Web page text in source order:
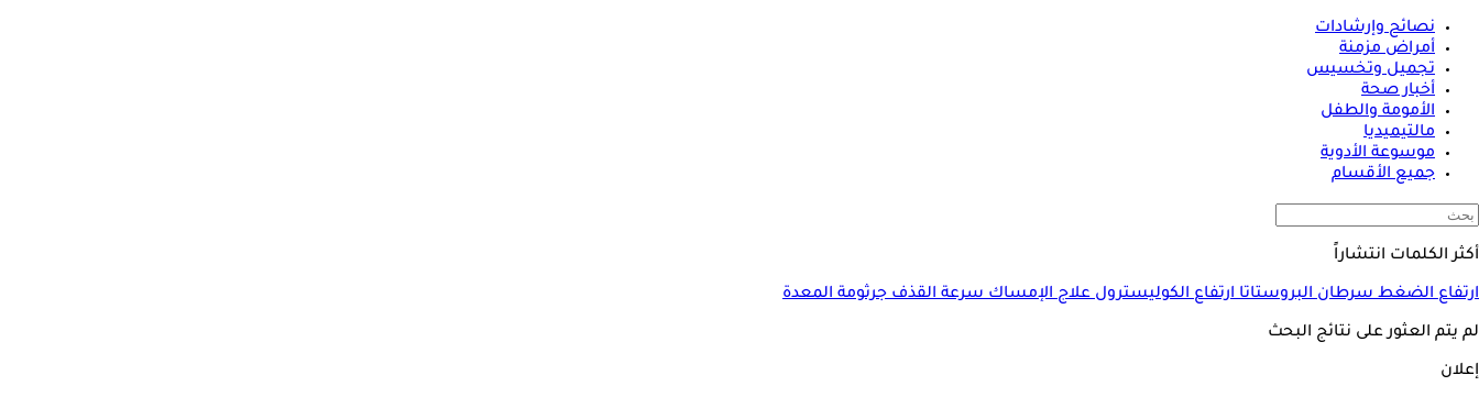
نصائح وإرشادات
أمراض مزمنة
تجميل وتخسيس
أخبار صحة
الأمومة والطفل
مالتيميديا
موسوعة الأدوية
جميع الأقسام
أكثر الكلمات انتشاراً
ارتفاع الضغطسرطان البروستاتاارتفاع الكوليسترولعلاج الإمساكسرعة القذفجرثومة المعدة
لم يتم العثور على نتائج البحث
إعلان